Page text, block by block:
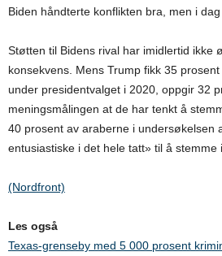
Biden håndterte konflikten bra, men i
Støtten til Bidens rival har imidlertid ikke
konsekvens. Mens Trump fikk 35
under presidentvalget i 2020, oppgir 32
meningsmålingen at de har tenkt å
40 prosent av araberne i undersøkelsen
entusiastiske i det hele tatt» til å stemme
(Nordfront)
Les også
Texas-grenseby med 5 000 prosent